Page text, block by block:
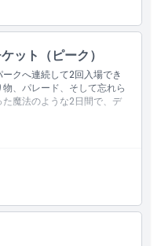
ット（ピーク）
クへ連続して2回入場でき
、パレード、そして忘れら
魔法のような2日間で、デ
を満喫する2日間で、楽し